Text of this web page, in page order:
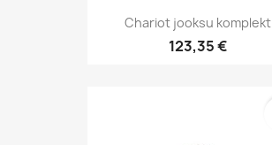
Chariot jooksu komplekt
123,35 €